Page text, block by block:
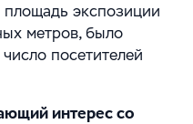
управления данными
безопасности
экспозиции
метров, было
посетителей
интерес со